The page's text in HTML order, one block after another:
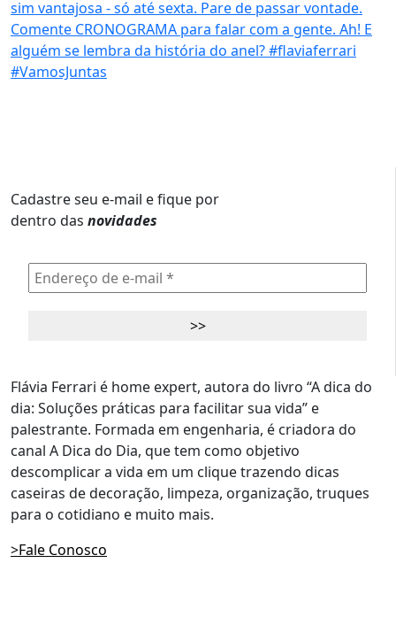
Cadastre seu e-mail e fique por
dentro das novidades
Flávia Ferrari é home expert, autora do livro “A dica do
dia: Soluções práticas para facilitar sua vida” e
palestrante. Formada em engenharia, é criadora do
canal A Dica do Dia, que tem como objetivo
descomplicar a vida em um clique trazendo dicas
caseiras de decoração, limpeza, organização, truques
para o cotidiano e muito mais.
>Fale Conosco